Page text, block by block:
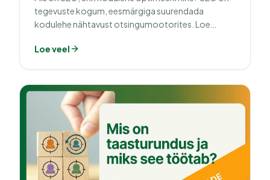
tegevuste kogum, eesmärgiga suurendada
kodulehe nähtavust otsingumootorites. Loe
Loe veel